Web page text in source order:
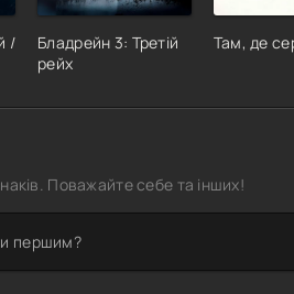
/
Бладрейн 3: Третій
рейх
Там, де
Поважайте себе та інших!
першим?